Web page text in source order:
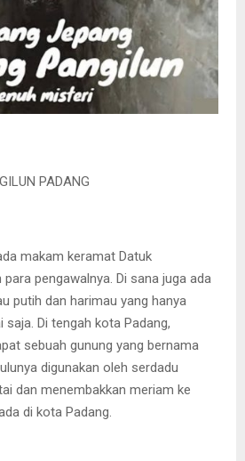
PADANG
makam keramat Datuk
pengawalnya. Di sana juga ada
putih dan harimau yang hanya
saja. Di tengah kota Padang,
sebuah gunung yang bernama
digunakan oleh serdadu
dan menembakkan meriam ke
di kota Padang.